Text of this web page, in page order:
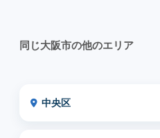
同じ大阪市の他のエリア
中央区